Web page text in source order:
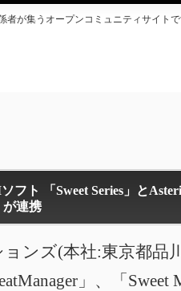
者が集うオープンコミュニティサイト
ソフト 「Sweet Series」と
連携
ンズ(本社:東京都品
」、「